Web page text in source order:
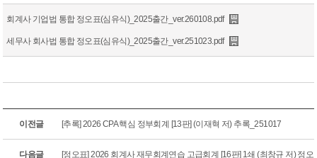
회계사 기업법 통합 정오표(심유식)_2025출간_ver.260108.pdf
세무사 회사법 통합 정오표(심유식)_2025출간_ver.251023.pdf
이전글 [추록] 2026 CPA 핵심 정부회계 [13판] (이재혁 저) 추록_251017
다음글
[정오표] 2026 회계사 재무회계연습 고급회계 [16판] 1쇄 (최창규 저) 정오